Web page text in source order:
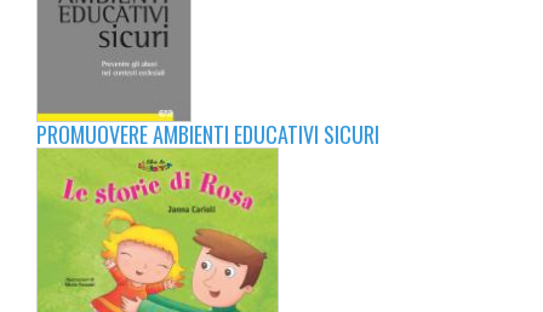
PROMUOVERE AMBIENTI EDUCATIVI SICURI